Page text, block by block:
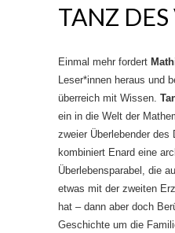
TANZ DES
Einmal mehr fordert
Leser*innen heraus und
überreich mit Wissen.
ein in die Welt der
zweier Überlebender
kombiniert Enard eine
Überlebensparabel, die
etwas mit der zweiten
hat – dann aber doch
Geschichte um die